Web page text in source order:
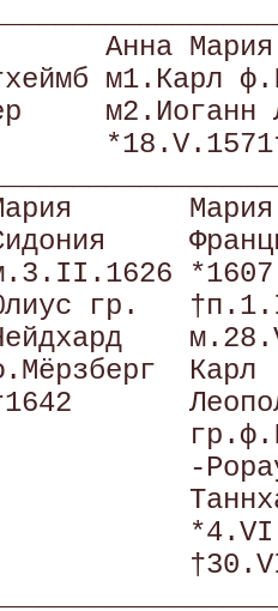
Анна
Мария
Сидония
гр.
Карл
-